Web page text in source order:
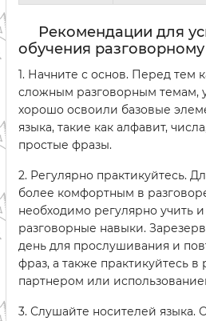
Рекомендации для
обучения
1. Начните с основ. Перед тем
сложным разговорным темам,
хорошо освоили базовые
языка, такие как алфавит,
простые фразы.
2. Регулярно практикуйтесь.
более комфортным в
необходимо регулярно учить
разговорные навыки.
день для прослушивания и
фраз, а также практикуйтесь в
партнером или
3. Слушайте носителей языка.